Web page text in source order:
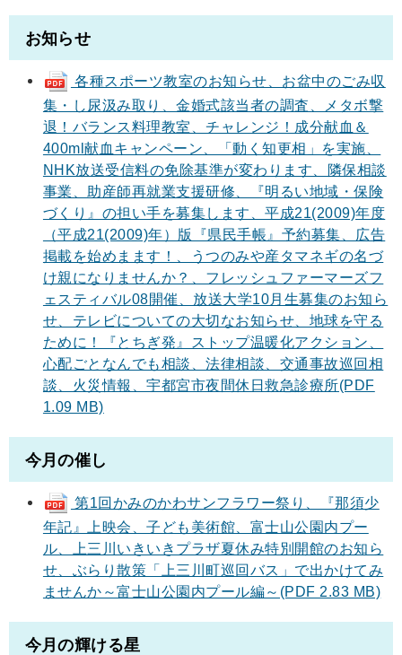
お知らせ
各種スポーツ教室のお知らせ、お盆中のごみ収
集・し尿汲み取り、金婚式該当者の調査、メタボ撃
退！バランス料理教室、チャレンジ！成分献血＆
400ml献血キャンペーン、「動く知更相」を実施、
NHK放送受信料の免除基準が変わります、隣保相談
事業、助産師再就業支援研修、『明るい地域・保険
づくり』の担い手を募集します、平成21(2009)年度
（平成21(2009)年）版『県民手帳』予約募集、広告
掲載を始めまます！、うつのみや産タマネギの名づ
け親になりませんか？、フレッシュファーマーズフ
ェスティバル08開催、放送大学10月生募集のお知ら
せ、テレビについての大切なお知らせ、地球を守る
ために！『とちぎ発』ストップ温暖化アクション、
心配ごとなんでも相談、法律相談、交通事故巡回相
談、火災情報、宇都宮市夜間休日救急診療所(PDF
1.09 MB)
今月の催し
第1回かみのかわサンフラワー祭り、『那須少
年記』上映会、子ども美術館、富士山公園内プー
ル、上三川いきいきプラザ夏休み特別開館のお知ら
せ、ぶらり散策「上三川町巡回バス」で出かけてみ
ませんか～富士山公園内プール編～(PDF 2.83 MB)
今月の輝ける星